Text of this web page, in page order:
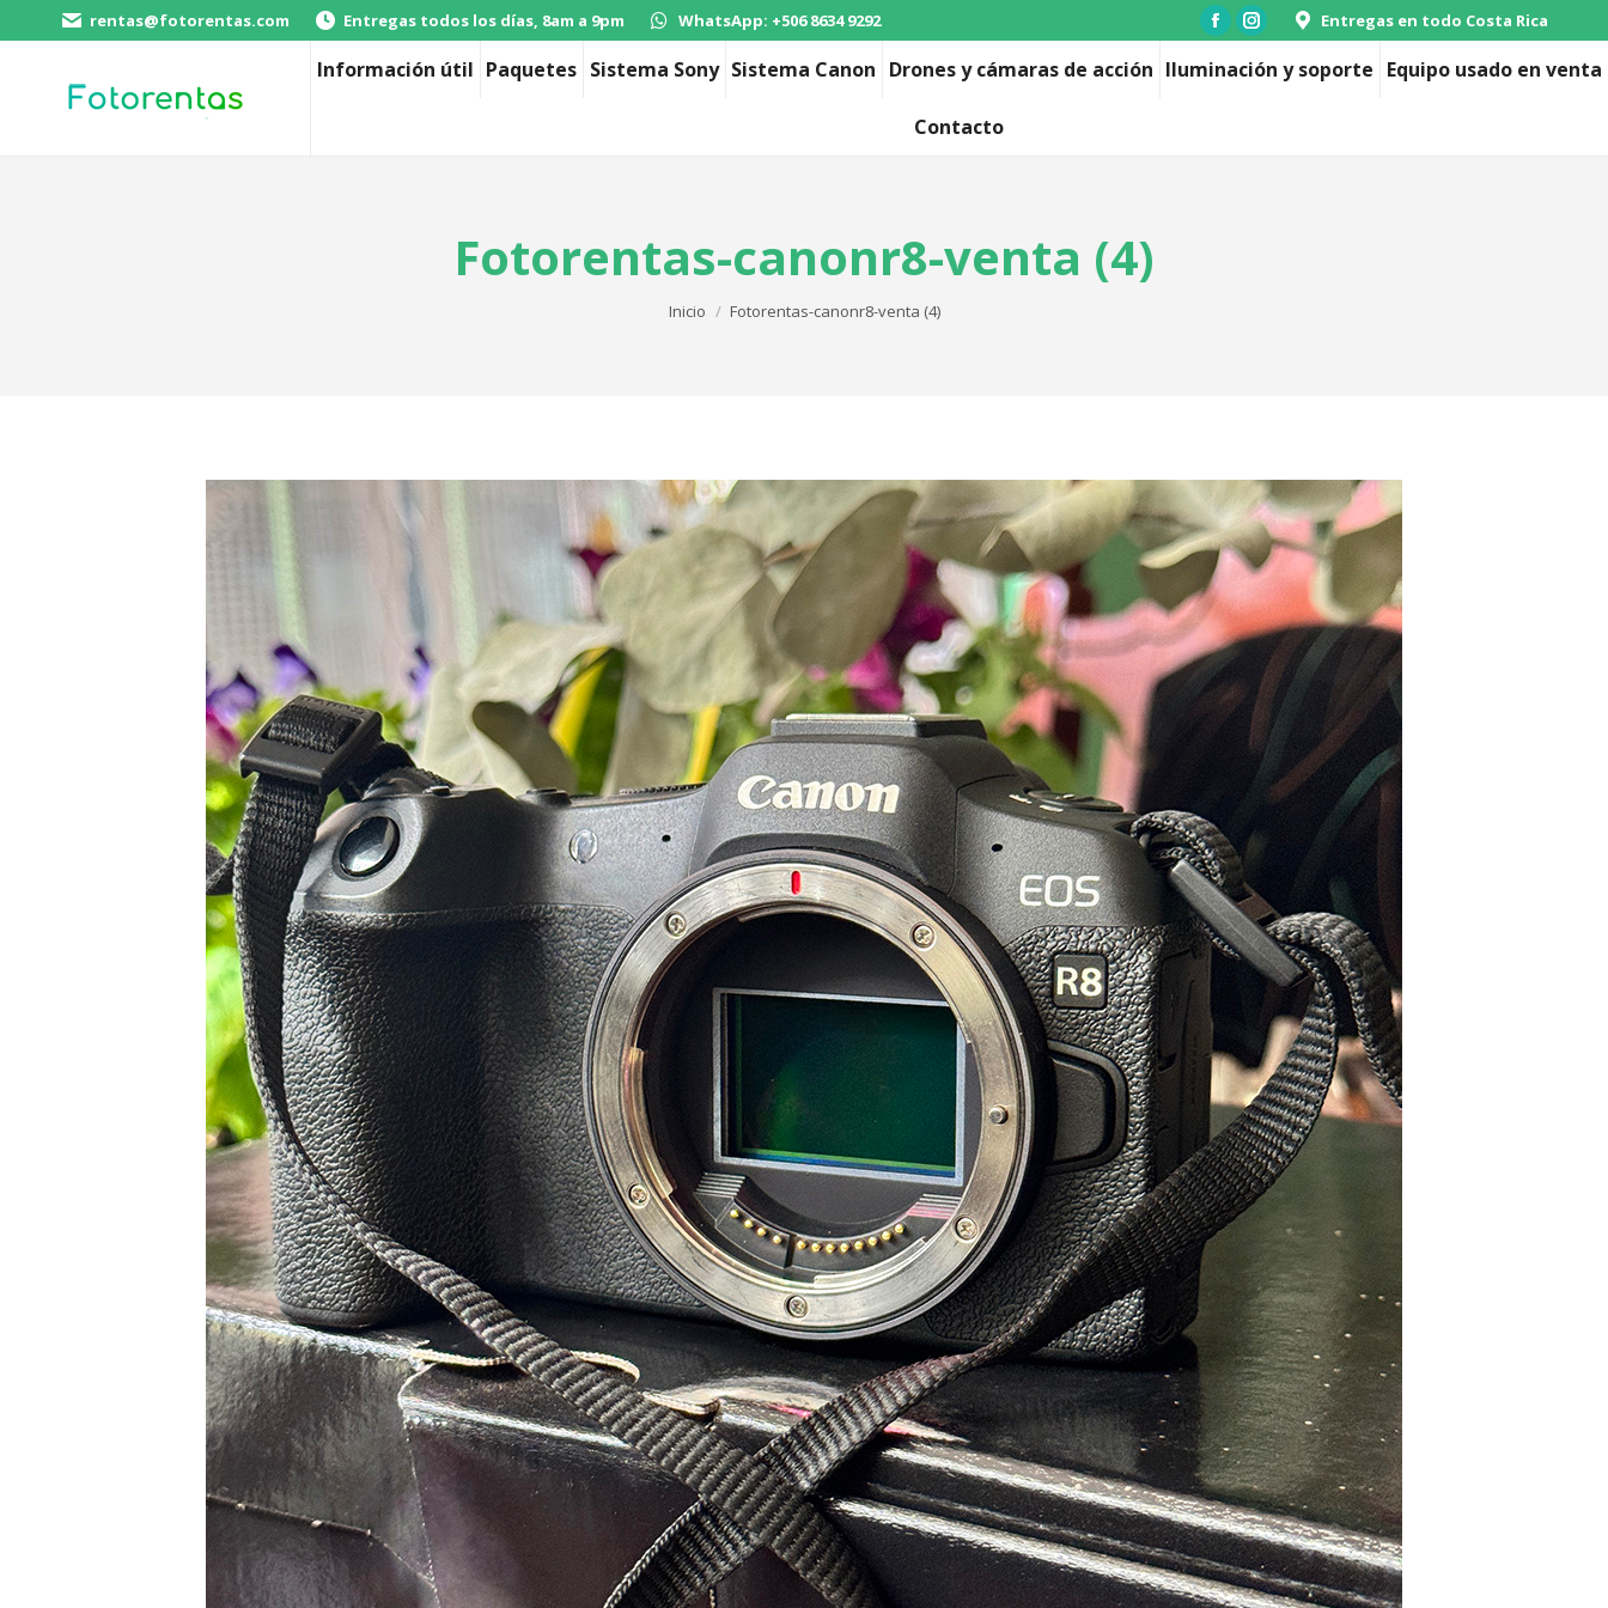
rentas@fotorentas.com Entregas todos los días, 8am a 9pm WhatsApp: +506 8634 9292
Facebook
page
Instagram
page
Entregas en todo Costa Rica
Información útil Paquetes Sistema Sony Sistema Canon Drones y cámaras de acción Iluminación y soporte Equipo usado en venta
Contacto
Fotorentas-canonr8-venta (4)
Estás aquí:
Inicio Fotorentas-canonr8-venta (4)